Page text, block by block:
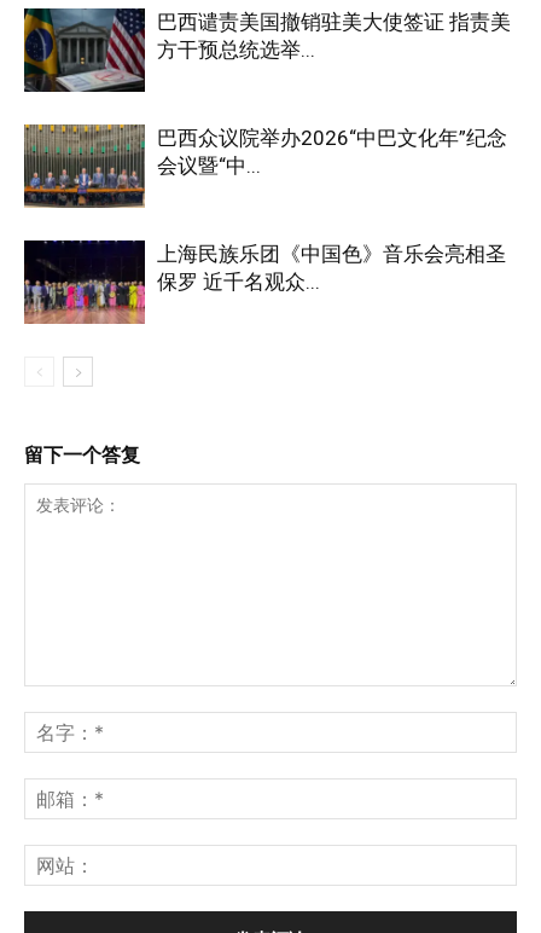
巴西谴责美国撤销驻美大使签证 指责美
方干预总统选举...
巴西众议院举办2026“中巴文化年”纪念
会议暨“中...
上海民族乐团《中国色》音乐会亮相圣
保罗 近千名观众...
留下一个答复